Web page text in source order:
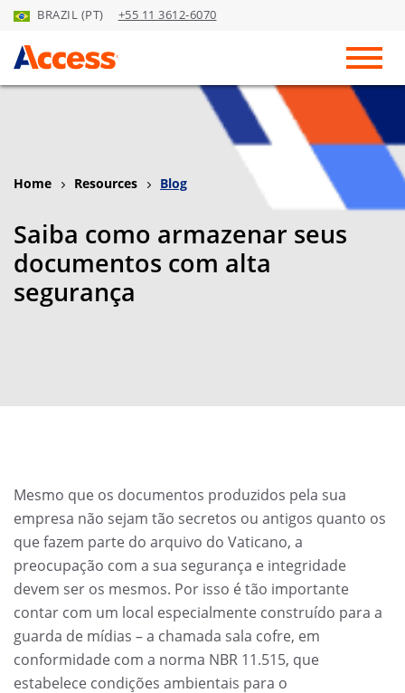
Skip to Main Content
BRAZIL (PT) +55 11 3612-6070
Home Resources Blog
Saiba como armazenar seus
documentos com alta
segurança
Mesmo que os documentos produzidos pela sua
empresa não sejam tão secretos ou antigos quanto os
que fazem parte do arquivo do Vaticano, a
preocupação com a sua segurança e integridade
devem ser os mesmos. Por isso é tão importante
contar com um local especialmente construído para a
guarda de mídias – a chamada sala cofre, em
conformidade com a norma NBR 11.515, que
estabelece condições ambientais para o